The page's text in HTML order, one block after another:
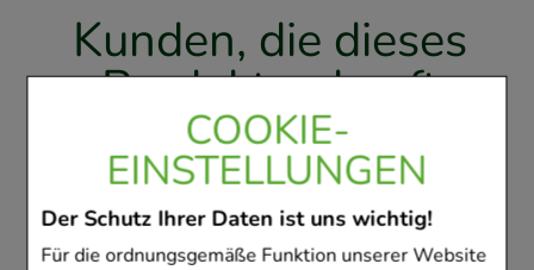
COOKIE-
EINSTELLUNGEN
Der Schutz Ihrer Daten ist uns wichtig!
Für die ordnungsgemäße Funktion unserer Website
Kunden, die dieses
Produkt gekauft
haben, haben sich
ebenfalls für folgende
Artikel entschieden